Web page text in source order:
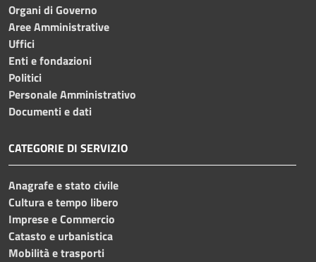
Organi di Governo
Aree Amministrative
Uffici
Enti e fondazioni
Politici
Personale Amministrativo
Documenti e dati
CATEGORIE DI SERVIZIO
Anagrafe e stato civile
Cultura e tempo libero
Imprese e Commercio
Catasto e urbanistica
Mobilità e trasporti